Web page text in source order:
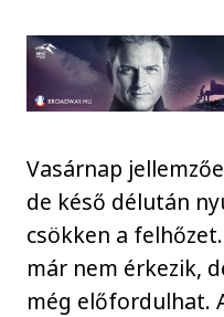
Vasárnap
de késő délután
csökken a
már nem érkezik,
még előfordulhat.